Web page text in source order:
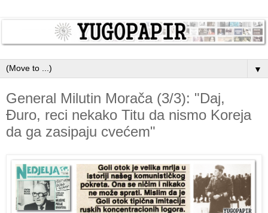
▼
General Milutin Morača (3/3): "Daj,
Đuro, reci nekako Titu da nismo Koreja
da ga zasipaju cvećem"